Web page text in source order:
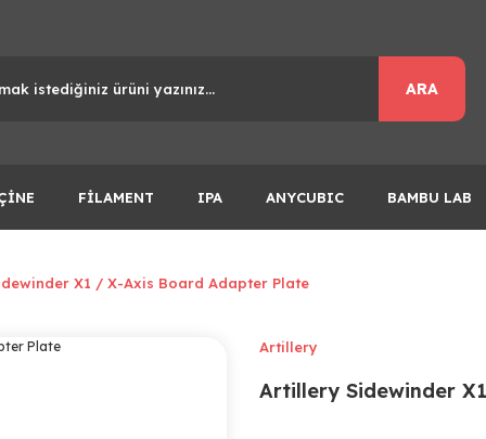
ARA
FİLAMENT IPA ANYCUBIC BAMBU LAB
X1 / X-Axis Board Adapter Plate
Artillery
Artillery Sidewinder